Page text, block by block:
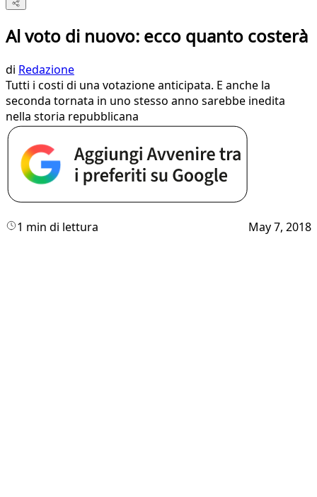
Al voto di nuovo: ecco quanto costerà
di Redazione
Tutti i costi di una votazione anticipata. E anche la
seconda tornata in uno stesso anno sarebbe inedita
nella storia repubblicana
1 min di lettura May 7, 2018